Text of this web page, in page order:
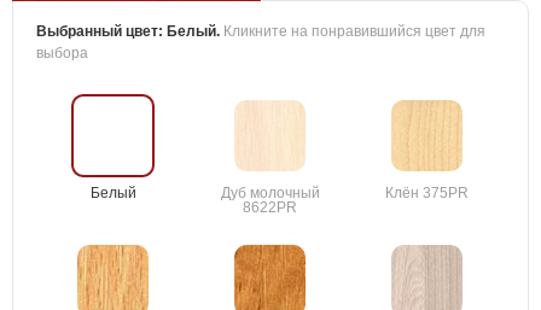
Выбранный цвет: Белый. Кликните на понравившийся цвет для
выбора
Белый
Дуб молочный
8622PR
Клён 375PR